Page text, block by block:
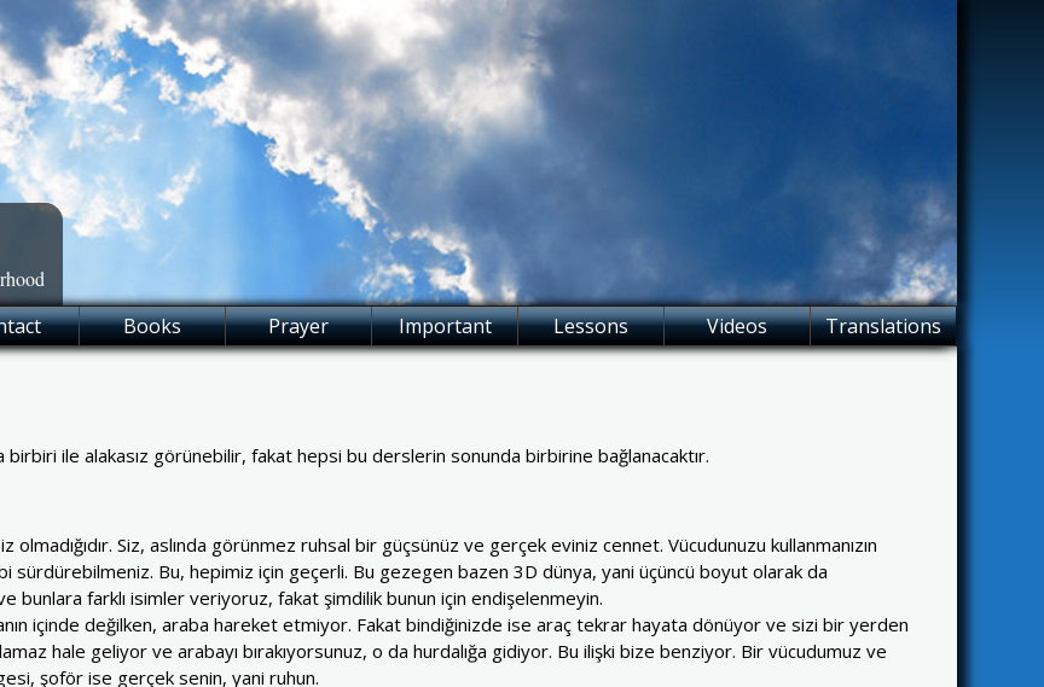
Books Prayer Important Lessons Videos Translations
ile alakasız görünebilir, fakat hepsi bu derslerin sonunda birbirine bağlanacaktır.
olmadığıdır. Siz, aslında görünmez ruhsal bir güçsünüz ve gerçek eviniz cennet. Vücudunuzu kullanmanızın
sürdürebilmeniz. Bu, hepimiz için geçerli. Bu gezegen bazen 3D dünya, yani üçüncü boyut olarak da
bunlara farklı isimler veriyoruz, fakat şimdilik bunun için endişelenmeyin.
içinde değilken, araba hareket etmiyor. Fakat bindiğinizde ise araç tekrar hayata dönüyor ve sizi bir yerden
hale geliyor ve arabayı bırakıyorsunuz, o da hurdalığa gidiyor. Bu ilişki bize benziyor. Bir vücudumuz ve
şoför ise gerçek senin, yani ruhun.